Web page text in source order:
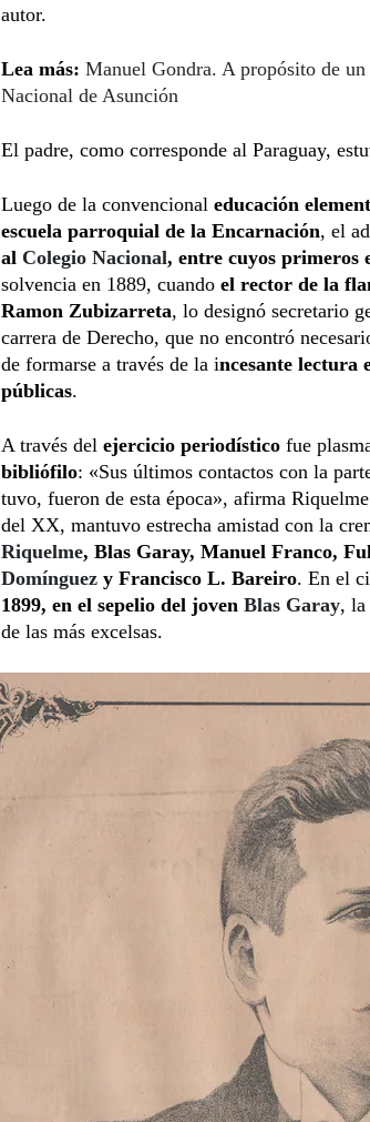
autor.
Lea más: Manuel Gondra. A propósito de
Nacional de Asunción
El padre, como corresponde al Paraguay,
Luego de la convencional educación
escuela parroquial de la Encarnación, el
al Colegio Nacional, entre cuyos primeros
solvencia en 1889, cuando el rector de la
Ramon Zubizarreta, lo designó secretario
carrera de Derecho, que no encontró
de formarse a través de la incesante lectura
públicas.
A través del ejercicio periodístico fue
bibliófilo: «Sus últimos contactos con la
tuvo, fueron de esta época», afirma
del XX, mantuvo estrecha amistad con la
Riquelme, Blas Garay, Manuel Franco,
Domínguez y Francisco L. Bareiro. En el
1899, en el sepelio del joven Blas Garay, la
de las más excelsas.